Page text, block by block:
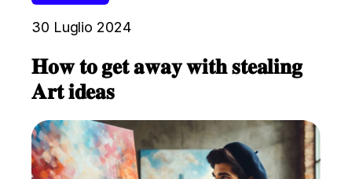
30 Luglio 2024
𝐇𝐨𝐰 𝐭𝐨 𝐠𝐞𝐭 𝐚𝐰𝐚𝐲 𝐰𝐢𝐭𝐡 𝐬𝐭𝐞𝐚𝐥𝐢𝐧𝐠
𝐀𝐫𝐭 𝐢𝐝𝐞𝐚𝐬